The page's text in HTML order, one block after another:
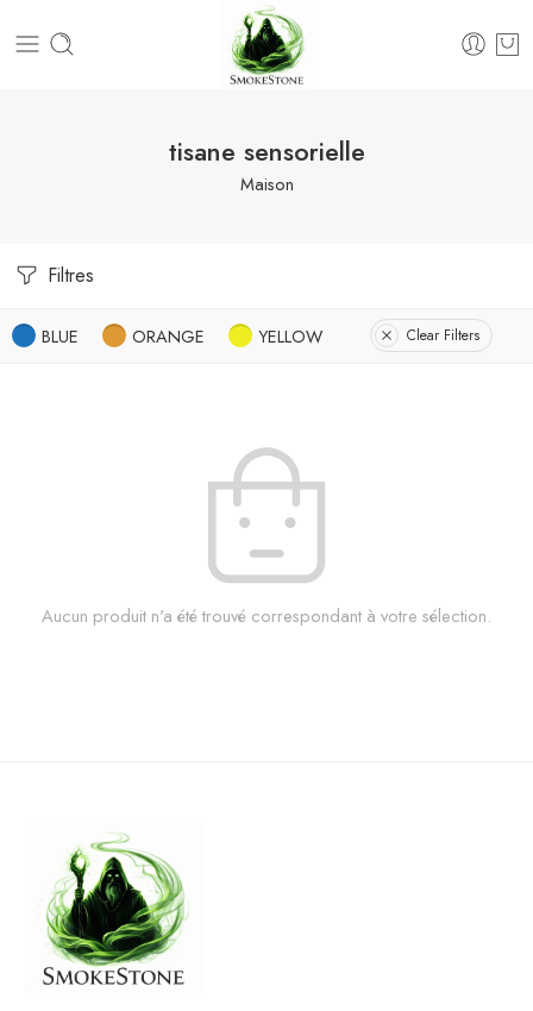
tisane sensorielle
Maison
Filtres
BLUE ORANGE YELLOW Clear Filters
Aucun produit n'a été trouvé correspondant à votre sélection.